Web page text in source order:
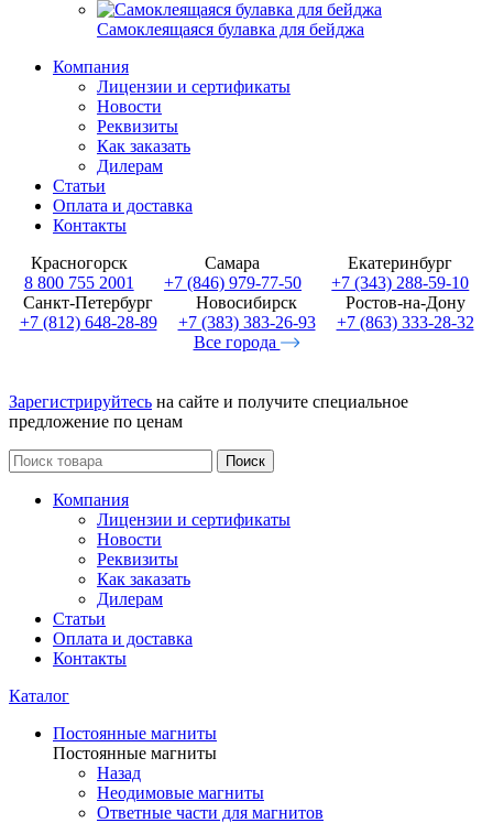
Самоклеящаяся булавка для бейджа
Компания
Лицензии и сертификаты
Новости
Реквизиты
Как заказать
Дилерам
Статьи
Оплата и доставка
Контакты
Красногорск
8 800 755 2001
Самара
+7 (846) 979-77-50
Екатеринбург
+7 (343) 288-59-10
Санкт-Петербург
+7 (812) 648-28-89
Новосибирск
+7 (383) 383-26-93
Ростов-на-Дону
+7 (863) 333-28-32
Все города
Зарегистрируйтесь на сайте и получите специальное
предложение по ценам
Поиск
Компания
Лицензии и сертификаты
Новости
Реквизиты
Как заказать
Дилерам
Статьи
Оплата и доставка
Контакты
Каталог
Постоянные магниты
Постоянные магниты
Назад
Неодимовые магниты
Ответные части для магнитов